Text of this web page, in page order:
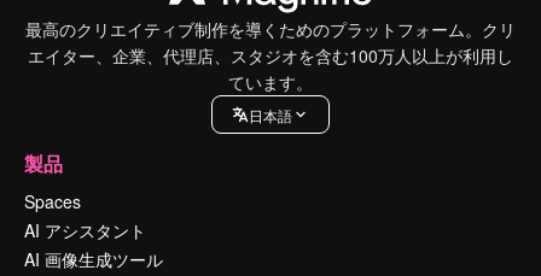
最高のクリエイティブ制作を導くためのプラットフォーム。クリ
エイター、企業、代理店、スタジオを含む100万人以上が利用し
ています。
日本語
製品
Spaces
AI アシスタント
AI 画像生成ツール